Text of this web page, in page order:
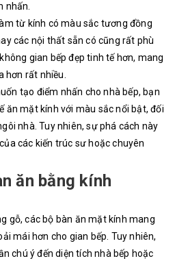
nhấn.
từ kính có màu sắc tương đồng
các nội thất sẵn có cũng rất phù
gian bếp đẹp tinh tế hơn, mang
hơn rất nhiều.
tạo điểm nhấn cho nhà bếp, bạn
ăn mặt kính với màu sắc nổi bật, đối
nhà. Tuy nhiên, sự phá cách này
các kiến trúc sư hoặc chuyên
ăn bằng kính
gỗ, các bộ bàn ăn mặt kính mang
mái hơn cho gian bếp. Tuy nhiên,
chú ý đến diện tích nhà bếp hoặc